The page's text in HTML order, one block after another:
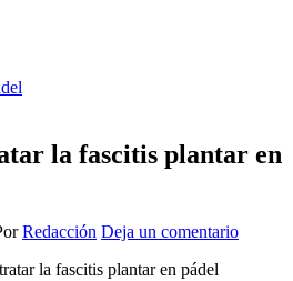
la fascitis plantar en
Redacción Deja un comentario